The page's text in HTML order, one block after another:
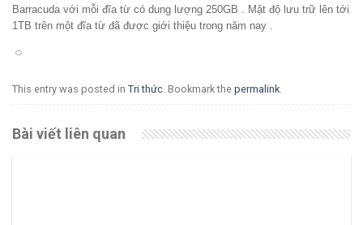
Barracuda với mỗi đĩa từ có dung lượng 250GB . Mật độ lưu trữ lên tới
1TB trên một đĩa từ đã được giới thiệu trong năm nay .
This entry was posted in Tri thức. Bookmark the permalink.
Bài viết liên quan